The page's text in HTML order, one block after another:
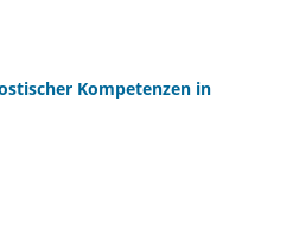
Kompetenzen in